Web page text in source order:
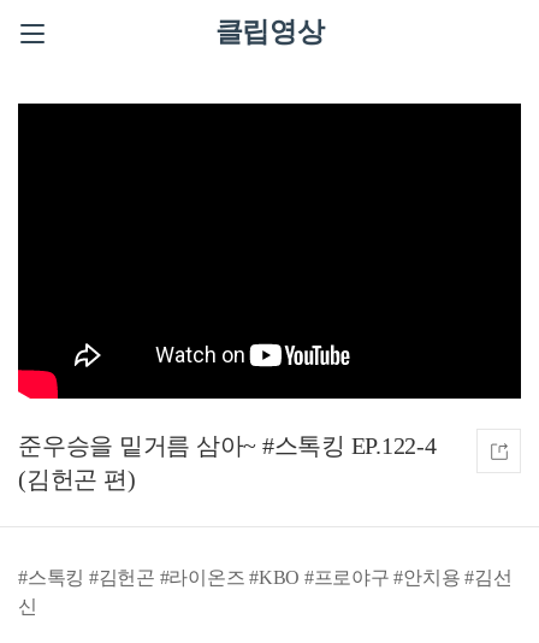
클립영상
준우승을 밑거름 삼아~ #스톡킹 EP.122-4
(김헌곤 편)
#스톡킹 #김헌곤 #라이온즈 #KBO #프로야구 #안치용 #김선
신